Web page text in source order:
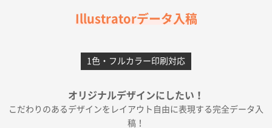
フレキソレジ袋 Uバッグ 35号
5000枚
2026年06月28日 15:14
千葉県A社様
2026年06月19日 09:41
価格 大丈夫そうな会社に見えた
Illustratorデータ入稿
1色・フルカラー印刷対応
オリジナルデザインにしたい！
こだわりのあるデザインをレイアウト自由に表現する完全データ入
稿！